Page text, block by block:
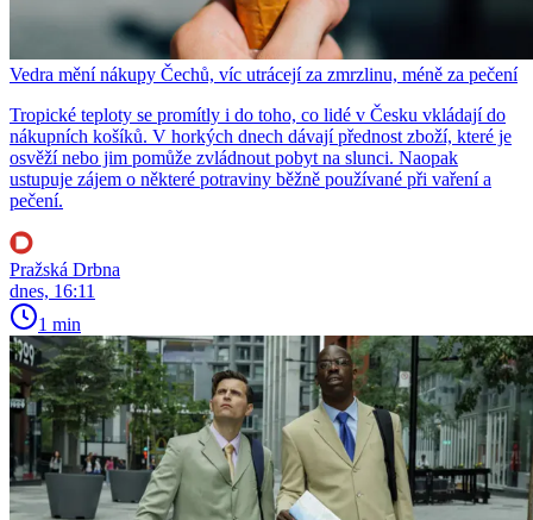
Vedra mění nákupy Čechů, víc utrácejí za zmrzlinu, méně za pečení
Tropické teploty se promítly i do toho, co lidé v Česku vkládají do
nákupních košíků. V horkých dnech dávají přednost zboží, které je
osvěží nebo jim pomůže zvládnout pobyt na slunci. Naopak
ustupuje zájem o některé potraviny běžně používané při vaření a
pečení.
Pražská Drbna
dnes, 16:11
1 min